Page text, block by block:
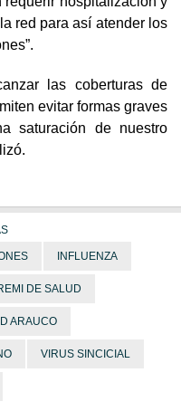
red para así atender los
las coberturas de
evitar formas graves
saturación de nuestro
INFLUENZA
DE SALUD
ARAUCO
VIRUS SINCICIAL